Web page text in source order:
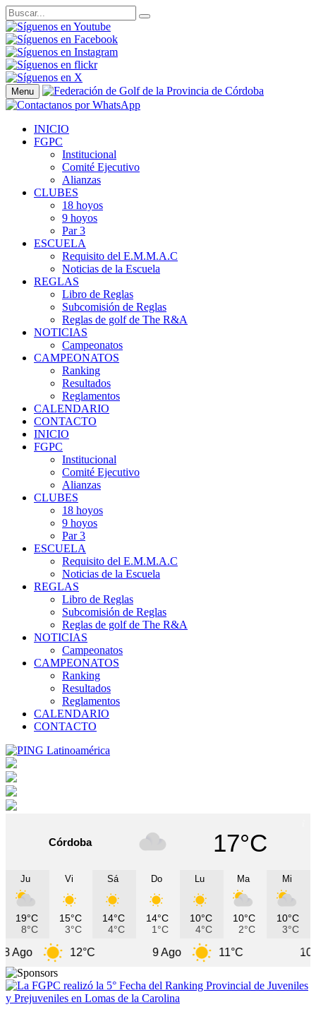
Menu
INICIO
FGPC
Institucional
Comité Ejecutivo
Alianzas
CLUBES
18 hoyos
9 hoyos
Par 3
ESCUELA
Requisito del E.M.M.A.C
Noticias de la Escuela
REGLAS
Libro de Reglas
Subcomisión de Reglas
Reglas de golf de The R&A
NOTICIAS
Campeonatos
CAMPEONATOS
Ranking
Resultados
Reglamentos
CALENDARIO
CONTACTO
INICIO
FGPC
Institucional
Comité Ejecutivo
Alianzas
CLUBES
18 hoyos
9 hoyos
Par 3
ESCUELA
Requisito del E.M.M.A.C
Noticias de la Escuela
REGLAS
Libro de Reglas
Subcomisión de Reglas
Reglas de golf de The R&A
NOTICIAS
Campeonatos
CAMPEONATOS
Ranking
Resultados
Reglamentos
CALENDARIO
CONTACTO
Córdoba 17°C
Ju
19°C
8°C
Vi
15°C
3°C
Sá
14°C
4°C
Do
14°C
1°C
Lu
10°C
4°C
Ma
10°C
2°C
Mi
10°C
3°C
12°C 11°C